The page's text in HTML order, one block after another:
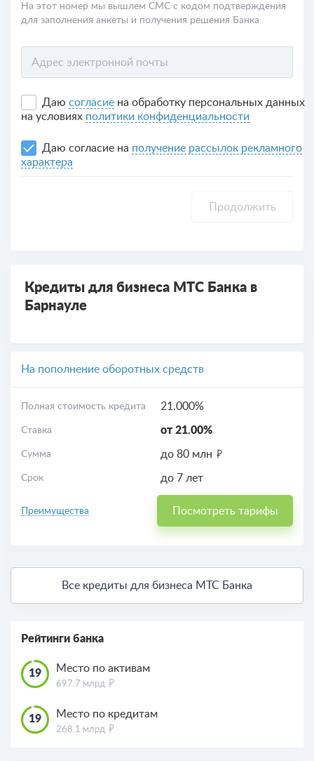
На этот номер мы вышлем СМС с кодом подтверждения
для заполнения анкеты и получения решения Банка
Адрес электронной почты
Даю согласие на обработку персональных данных
на условиях политики конфиденциальности
Даю согласие на получение рассылок рекламного
характера
Продолжить
Кредиты для бизнеса МТС Банка в
Барнауле
На пополнение оборотных средств
Полная стоимость кредита 21.000%
Ставка от 21.00%
Сумма до 80 млн
Срок до 7 лет
Преимущества Посмотреть тарифы
Все кредиты для бизнеса МТС Банка
Рейтинги банка
19 Место по активам
697.7 млрд
19 Место по кредитам
268.1 млрд